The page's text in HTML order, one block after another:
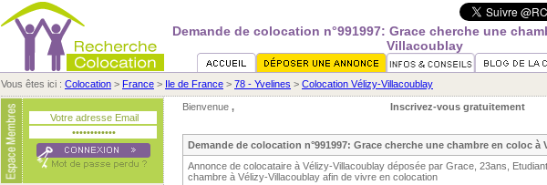
Demande de colocation n°991997: Grace cherche une
Villacoublay
Vous êtes ici : Colocation > France > Ile de France > 78 - Yvelines > Colocation Vélizy-Villacoublay
Bienvenue , Inscrivez-vous gratuitement
Demande de colocation n°991997: Grace cherche une chambre en coloc à
Annonce de colocataire à Vélizy-Villacoublay déposée par Grace, 23ans,
chambre à Vélizy-Villacoublay afin de vivre en colocation